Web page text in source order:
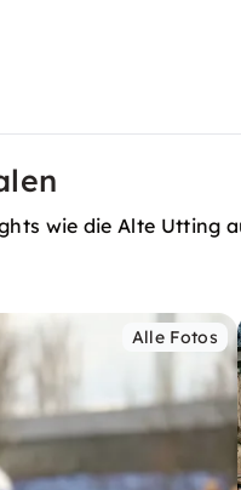
wie die Alte Utting
Alle Fotos